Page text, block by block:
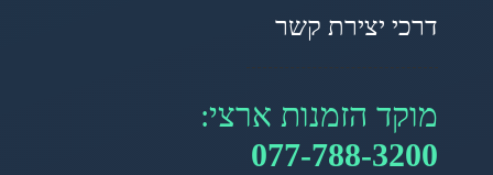
דרכי יצירת קשר
מוקד הזמנות ארצי:
077-788-3200